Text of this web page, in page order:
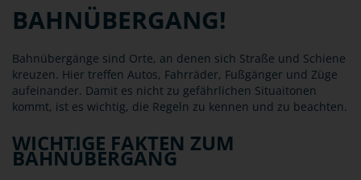
BAHNÜBERGANG!
Bahnübergänge sind Orte, an denen sich Straße und Schiene
kreuzen. Hier treffen Autos, Fahrräder, Fußgänger und Züge
aufeinander. Damit es nicht zu gefährlichen Situaitonen
kommt, ist es wichtig, die Regeln zu kennen und zu beachten.
WICHTIGE FAKTEN ZUM
BAHNÜBERGANG